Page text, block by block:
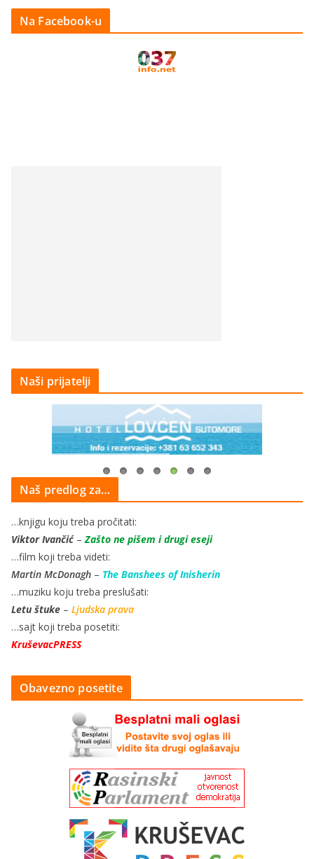
Na Facebook-u
Naši prijatelji
Naš predlog za…
…knjigu koju treba pročitati:
Viktor Ivančić–Zašto ne pišem i drugi eseji
…film koji treba videti:
Martin McDonagh – The Banshees of Inisherin
…muziku koju treba preslušati:
Letu štuke – Ljudska prava
…sajt koji treba posetiti:
KruševacPRESS
Obavezno posetite